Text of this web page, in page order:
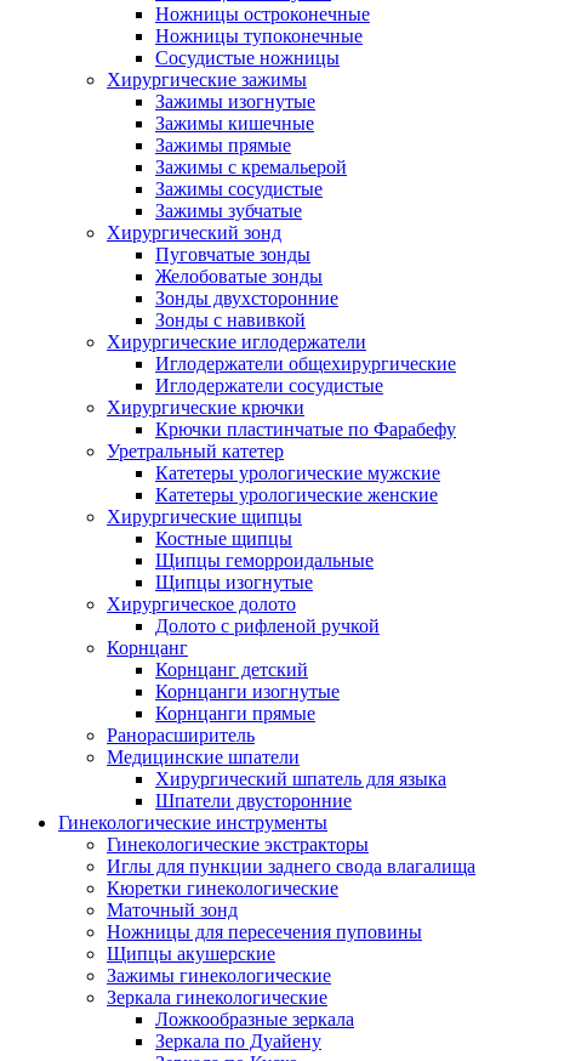
Ножницы остроконечные
Ножницы тупоконечные
Сосудистые ножницы
Хирургические зажимы
Зажимы изогнутые
Зажимы кишечные
Зажимы прямые
Зажимы с кремальерой
Зажимы сосудистые
Зажимы зубчатые
Хирургический зонд
Пуговчатые зонды
Желобоватые зонды
Зонды двухсторонние
Зонды с навивкой
Хирургические иглодержатели
Иглодержатели общехирургические
Иглодержатели сосудистые
Хирургические крючки
Крючки пластинчатые по Фарабефу
Уретральный катетер
Катетеры урологические мужские
Катетеры урологические женские
Хирургические щипцы
Костные щипцы
Щипцы геморроидальные
Щипцы изогнутые
Хирургическое долото
Долото с рифленой ручкой
Корнцанг
Корнцанг детский
Корнцанги изогнутые
Корнцанги прямые
Ранорасширитель
Медицинские шпатели
Хирургический шпатель для языка
Шпатели двусторонние
Гинекологические инструменты
Гинекологические экстракторы
Иглы для пункции заднего свода влагалища
Кюретки гинекологические
Маточный зонд
Ножницы для пересечения пуповины
Щипцы акушерские
Зажимы гинекологические
Зеркала гинекологические
Ложкообразные зеркала
Зеркала по Дуайену